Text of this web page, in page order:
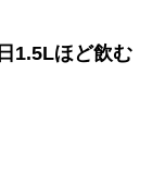
1.5Lほど飲む